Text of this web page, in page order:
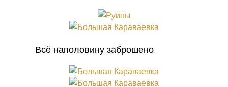
Всё наполовину заброшено